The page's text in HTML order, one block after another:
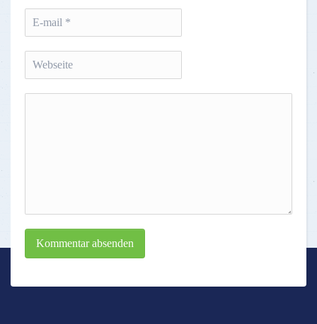
Kommentar absenden